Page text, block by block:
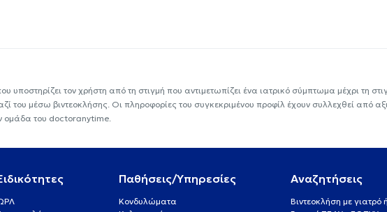
τον χρήστη από τη στιγμή που αντιμετωπίζει ένα ιατρικό σύμπτωμα μέχρι τη
του μέσω βιντεοκλήσης. Οι πληροφορίες του συγκεκριμένου προφίλ έχουν συλλεχθεί από
ομάδα του doctoranytime.
Παθήσεις/Υπηρεσίες
Κονδυλώματα
Αναζητήσεις
Βιντεοκλήση με